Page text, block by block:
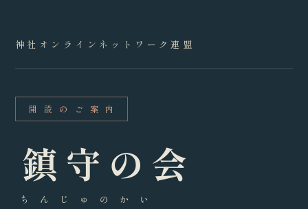
神社オンラインネットワーク連盟
開 設 の ご 案 内
鎮守の会
ち ん じ ゅ の か い